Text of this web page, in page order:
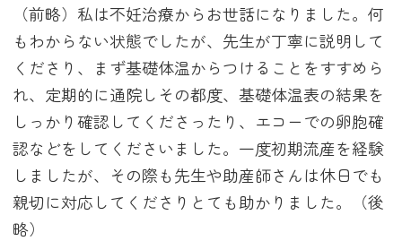
（前略）私は不妊治療からお世話になりました。何
もわからない状態でしたが、先生が丁寧に説明して
くださり、まず基礎体温からつけることをすすめら
れ、定期的に通院しその都度、基礎体温表の結果を
しっかり確認してくださったり、エコーでの卵胞確
認などをしてくださいました。一度初期流産を経験
しましたが、その際も先生や助産師さんは休日でも
親切に対応してくださりとても助かりました。（後
略）